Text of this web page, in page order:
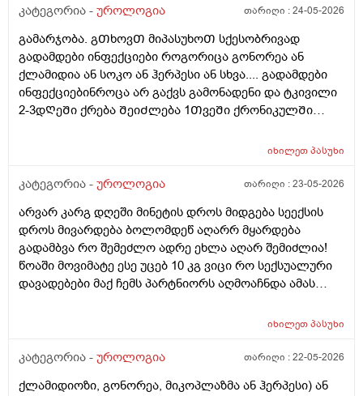
კატეგორია - უროლოგია თარიღი :24-05-2026
გამარჯობა. გᲗხოვᲗ მიპასუხოᲗ სქესობრივად
გადამდები ინფექციები როგორიცა გონორეა ან
ქლამიდია ან სოკო ან ჰერპესი ან სხვა.... გადამდები
ინფექციებინროცა არ გაქვს გამონადენი და ტკივილი
2-3დᲦეᲨი ქრება ᲨეიᲫლება 1ᲗვეᲨი ქრონიკულᲨი
იხილეთპასუხი
კატეგორია - უროლოგია თარიღი :23-05-2026
არვარ კარგ დღეში მინეტის დროს მიდგება სეექსის
დროს მივარდება ბოლომდეწ აღარრ მყარდება
გადამბვა რო შემეძლო ადრე ეხლა აღარ შემიძლია!
წოაში მოვიმატე ესე უცებ 10 კგ ვიცი რო სექსუალური
დავადებები მაქ ჩემს პარტნიორს აღმოაჩნდა ამას
დამიჯდეება ანალიევი ექიმთან ვიზიდი რო ვიცოდე ამ
იხილეთპასუხი
კატეგორია - უროლოგია თარიღი :22-05-2026
ქლამიდიოზი, გონორეა, მიკოპლაზმა ან ჰერპესი) ან